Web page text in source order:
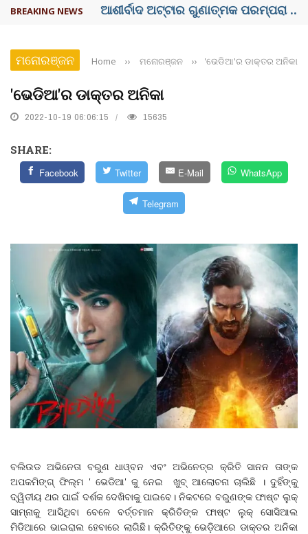
BREAKING NEWS ବେଦାନ୍ତ ଆଲୁମିନିୟର ପ୍ରକଳ୍ପ ସଙ୍ଗମ ...
ମନୋରଞ୍ଜନ Home ›› ମନୋରଞ୍ଜନ ›› 'ଭେଡିଆ'ର ଡାକ୍ତର ଅନିକା
'ଭେଡିଆ'ର ଡାକ୍ତର ଅନିକା
2022-10-19 06:06:15 15635
SHARE:
Facebook Twitter E-Mail WhatsApp
Telegram
ବଲିଉଡ ଅଭିନେତା ବରୁଣ ଧାଓ୍ବନ ଏବଂ ଅଭିନେତ୍ର କ୍ରିତି ସାନନ ତାଙ୍କ
ଅପକମିଙ୍ଗ୍‌ ଫିଲ୍ମ ' ଭେଡିଆ' କୁ ନେଇ ଖୁବ୍‌ ଆଲୋଚନା ଚାଲିଛି । ଦୁହିଁଙ୍କୁ
ଦ୍ୱିତୀୟ ଥର ପାଇଁ ଦର୍ଶକ ଦେଖିବାକୁ ପାଇବେ। ନିକଟରେ ବରୁଣଙ୍କ ଫାଷ୍ଟ ଲୁକ୍‌
ସାମ୍ନାକୁ ଆସିଥିବା ବେଳେ ବର୍ତ୍ତମାନ କ୍ରିତିଙ୍କ ଫାଷ୍ଟ ଲୁକ୍‌ ସୋସିଆଲ
ମିଡିଆରେ ଭାଇରାଲ ହେବାରେ ଲାଗିଛି। କ୍ରିତିଙ୍କୁ ଭେଡ଼ିଆରେ ଡାକ୍ତର ଅନିକା